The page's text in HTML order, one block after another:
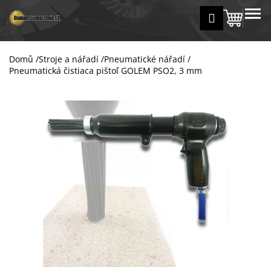
na
obsah
Přihlášení
košík
MENU
Domů /Stroje a nářadí /Pneumatické nářadí /
Pneumatická čistiaca pištoľ GOLEM PSO2, 3 mm
š
Zpět
Zpět
C